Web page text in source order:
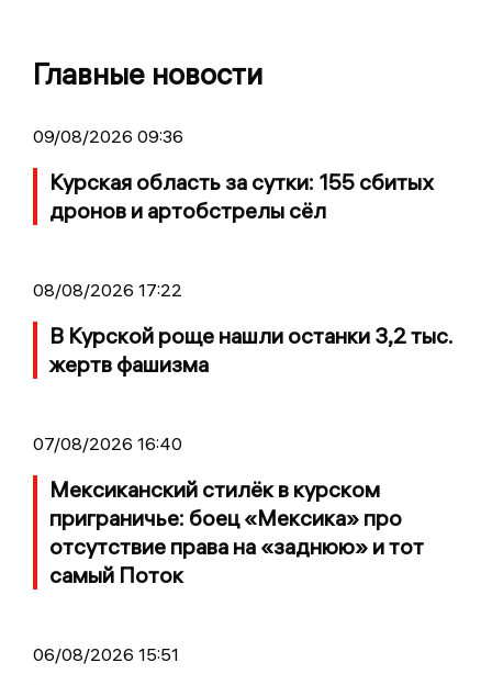
Главные новости
09/08/2026 09:36
Курская область за сутки: 155 сбитых
дронов и артобстрелы сёл
08/08/2026 17:22
В Курской роще нашли останки 3,2 тыс.
жертв фашизма
07/08/2026 16:40
Мексиканский стилёк в курском
приграничье: боец «Мексика» про
отсутствие права на «заднюю» и тот
самый Поток
06/08/2026 15:51